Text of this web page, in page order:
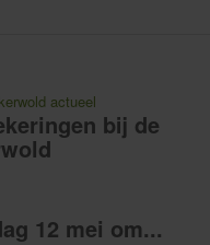
actueel
bij de
12 mei om...